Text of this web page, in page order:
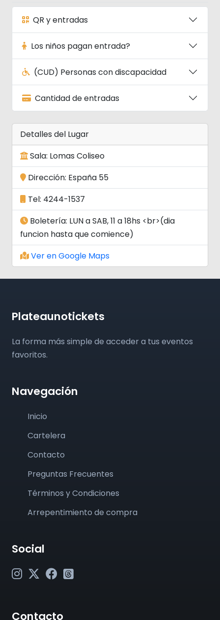
QR y entradas
Los niños pagan entrada?
(CUD) Personas con discapacidad
Cantidad de entradas
Detalles del Lugar
Sala: Lomas Coliseo
Dirección: España 55
Tel: 4244-1537
Boletería: LUN a SAB, 11 a 18hs <br>(dia
funcion hasta que comience)
Ver en Google Maps
Plateaunotickets
La forma más simple de acceder a tus eventos
favoritos.
Navegación
Inicio
Cartelera
Contacto
Preguntas Frecuentes
Términos y Condiciones
Arrepentimiento de compra
Social
Contacto